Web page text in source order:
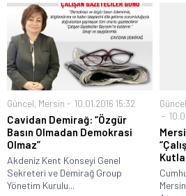
Güncel, Mersin 10.01.2016 15:32
Cavidan Demirağ: “Özgür
Basın Olmadan Demokrasi
Olmaz”
Akdeniz Kent Konseyi Genel
Sekreteri ve Demirağ Group
Yönetim Kurulu...
Güncel